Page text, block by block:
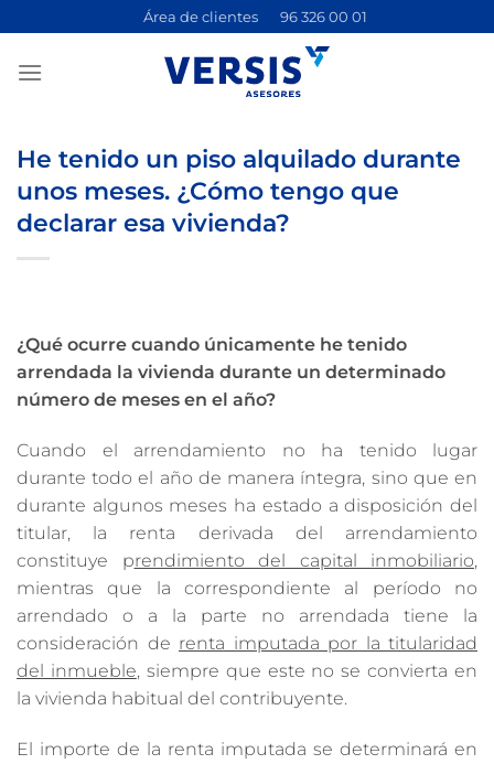
contenido
Área de clientes 96 326 00 01
He tenido un piso alquilado durante
unos meses. ¿Cómo tengo que
declarar esa vivienda?
¿Qué ocurre cuando únicamente he tenido
arrendada la vivienda durante un determinado
número de meses en el año?
Cuando el arrendamiento no ha tenido lugar
durante todo el año de manera íntegra, sino que en
durante algunos meses ha estado a disposición del
titular, la renta derivada del arrendamiento
constituye prendimiento del capital inmobiliario,
mientras que la correspondiente al período no
arrendado o a la parte no arrendada tiene la
consideración de renta imputada por la titularidad
del inmueble, siempre que este no se convierta en
la vivienda habitual del contribuyente.
El importe de la renta imputada se determinará en